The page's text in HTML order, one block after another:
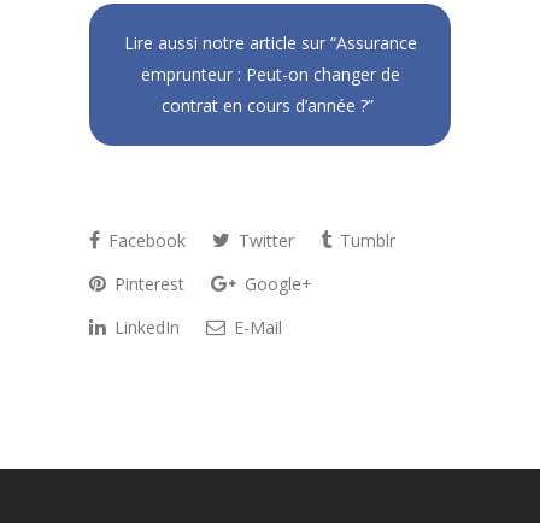
Lire aussi notre article sur “Assurance
emprunteur : Peut-on changer de
contrat en cours d’année ?”
Facebook Twitter
Tumblr
Pinterest
Google+
LinkedIn
E-Mail